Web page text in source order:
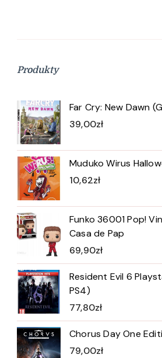
Produkty
Far Cry: New Dawn
39,00zł
Muduko Wirus
10,62zł
Funko 36001 Pop!
Casa de Pap
69,90zł
Resident Evil 6
PS4)
77,80zł
Chorus Day One
79,00zł